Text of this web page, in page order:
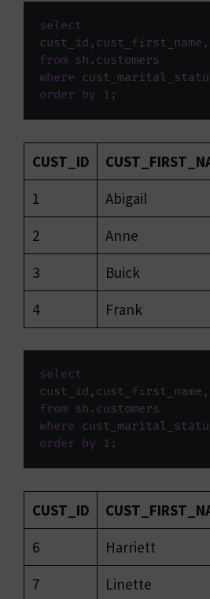
select
cust_id , cust_first_name ,
from sh .
where
order
by 1 ;
CUST_ID
1
Abigail
2
Anne
3
Buick
4
Frank
select
cust_id , cust_first_name ,
from sh .
where
order
by 1 ;
CUST_ID
6
Harriett
7
Linette